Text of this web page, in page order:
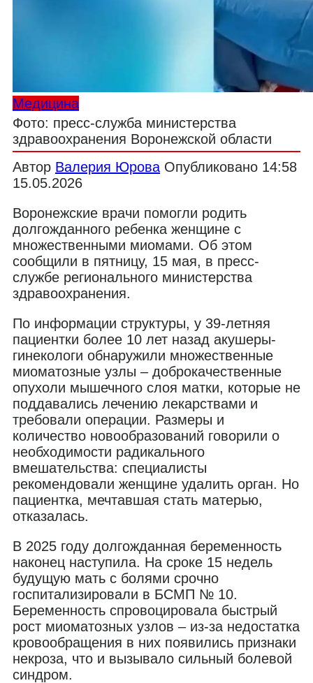
Медицина
Фото: пресс-служба министерства
здравоохранения Воронежской области
Автор Валерия Юрова Опубликовано 14:58
15.05.2026
Воронежские врачи помогли родить
долгожданного ребенка женщине с
множественными миомами. Об этом
сообщили в пятницу, 15 мая, в пресс-
службе регионального министерства
здравоохранения.
По информации структуры, у 39-летняя
пациентки более 10 лет назад акушеры-
гинекологи обнаружили множественные
миоматозные узлы – доброкачественные
опухоли мышечного слоя матки, которые не
поддавались лечению лекарствами и
требовали операции. Размеры и
количество новообразований говорили о
необходимости радикального
вмешательства: специалисты
рекомендовали женщине удалить орган. Но
пациентка, мечтавшая стать матерью,
отказалась.
В 2025 году долгожданная беременность
наконец наступила. На сроке 15 недель
будущую мать с болями срочно
госпитализировали в БСМП № 10.
Беременность спровоцировала быстрый
рост миоматозных узлов – из-за недостатка
кровообращения в них появились признаки
некроза, что и вызывало сильный болевой
синдром.